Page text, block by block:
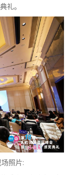
礼。
照片: